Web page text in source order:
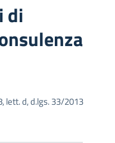
di
lett. d, d.lgs. 33/2013